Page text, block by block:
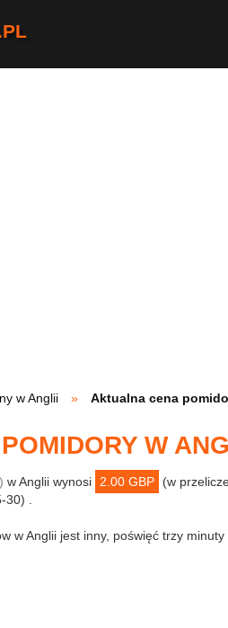
w Anglii Aktualna cena
W
w Anglii wynosi 2.00 GBP (w
.
w Anglii jest inny, poświęć trzy minuty